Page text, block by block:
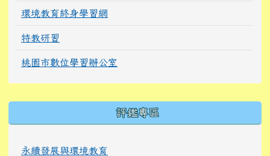
環境教育終身學習網
特教研習
桃園市數位學習辦公室
評鑑專區
永續發展與環境教育